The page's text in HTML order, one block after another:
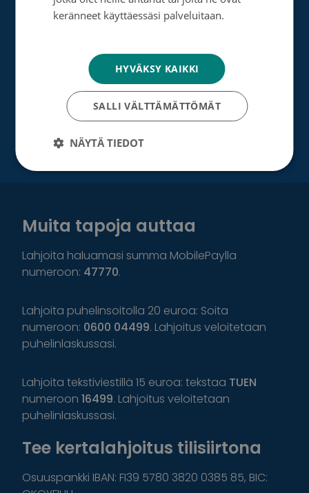
Tutustu testamenttilahjoitukseen
Suurlahjoitus
Yrityksille
Muita tapoja auttaa
Lahjoita haluamasi summa MobilePaylla
numeroon: 47770.
Lahjoita puhelinsoitolla 20 euroa: Soita
numeroon: 0600 04499. Lahjoitus veloitetaan
puhelinlaskussasi.
Lahjoita tekstiviestillä 15 euroa: tekstaa TUEN
numeroon 16499. Lahjoitus veloitetaan
puhelinlaskussasi.
Tee kertalahjoitus tilisiirtona
Osuuspankki IBAN: FI39 5780 3820 0385 85, BIC:
keränneet käyttäessäsi palveluitaan.
HYVÄKSY KAIKKI
SALLI VÄLTTÄMÄTTÖMÄT
NÄYTÄ TIEDOT